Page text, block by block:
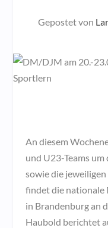
Gepostet von
An diesem
und U23-Teams
sowie die
findet die nationale
in Brandenburg an
Haubold berichtet